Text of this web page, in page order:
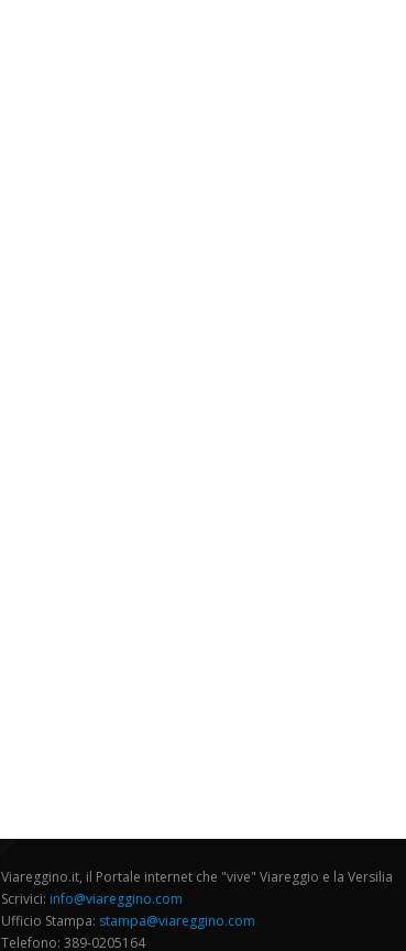
Viareggino.it, il Portale internet che "vive" Viareggio e la Versilia
Scrivici: info@viareggino.com
Ufficio Stampa: stampa@viareggino.com
Telefono: 389-0205164